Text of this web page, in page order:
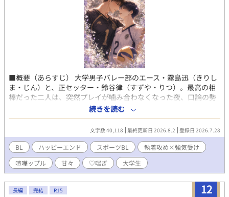
■概要（あらすじ） 大学男子バレー部のエース・霧島迅（きりし
ま・じん）と、正セッター・鈴谷律（すずや・りつ）。最高の相
棒だった二人は、突然プレイが噛み合わなくなった夜、口論の勢
いで一線を越える。翌日、嘘のように復調した二人は、身体も心
も結ばれたから強くなれたと確信する。甘すぎる「調整」を重
ね、恋まで勝負にしていく二人。ところが短期強化合宿で別々の
チームに分けられ、その特別な関係が大きく揺らぎ始める。 ■一
言コメント 最高のお前を、もっと見せろ。相棒同士のエロ甘スポ
ーツBL。 ■ タグ BL / R18 / 大学生 / スポーツBL / 男子バレー / 執
着攻め×強気受け / 親友 / 喧嘩ップル / 甘々 / ハッピーエンド / ♡
喘ぎ ■AI活用 ・表紙（AIイラスト） ・会話テンポ＆文章校正 ・
タイトル/名前/タグ案 ■作者コメント 成人向け（R15寄り）
続きを読む
文字数 40,118 最終更新日 2026.8.2 登録日 2026.7.28
BL ハッピーエンド スポーツBL
執着攻め×強気受け
喧嘩ップル
甘々 ♡喘ぎ 大学生
12
長編 完結 R15